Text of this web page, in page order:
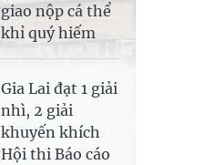
giao nộp cá thể
khỉ quý hiếm
Gia Lai đạt 1 giải
nhì, 2 giải
khuyến khích
Hội thi Báo cáo